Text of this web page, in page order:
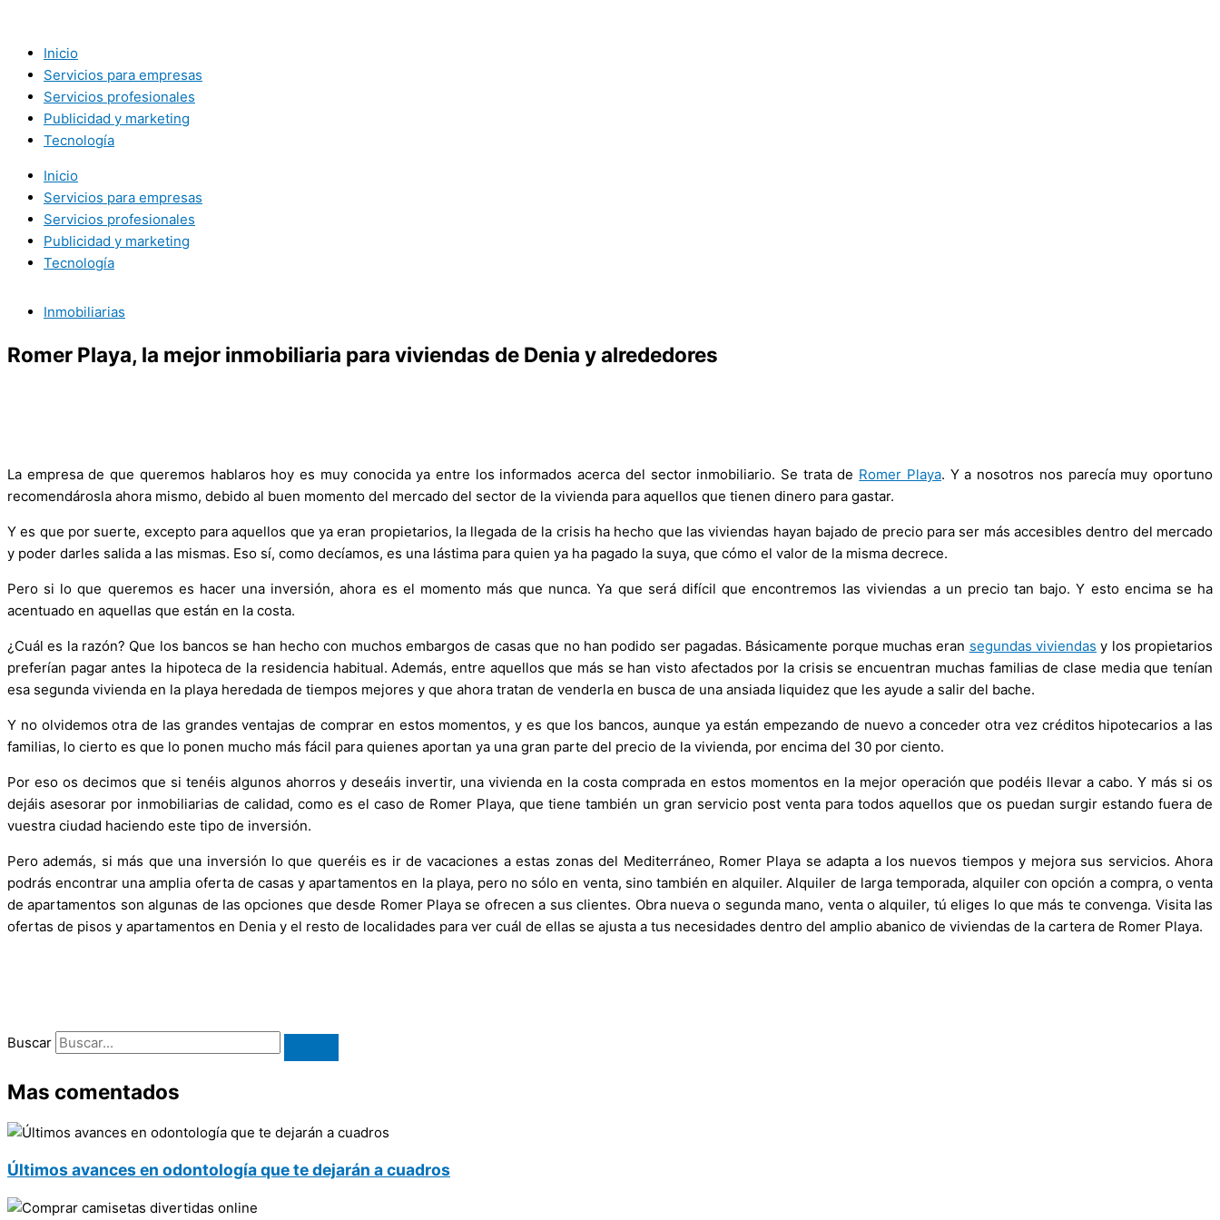
contenido
Inicio
Servicios para empresas
Servicios profesionales
Publicidad y marketing
Tecnología
Inicio
Servicios para empresas
Servicios profesionales
Publicidad y marketing
Tecnología
Inmobiliarias
Romer Playa, la mejor inmobiliaria para viviendas de Denia y alrededores
La empresa de que queremos hablaros hoy es muy conocida ya entre los informados acerca del sector inmobiliario. Se trata de Romer Playa. Y a nosotros nos parecía muy oportuno
recomendárosla ahora mismo, debido al buen momento del mercado del sector de la vivienda para aquellos que tienen dinero para gastar.
Y es que por suerte, excepto para aquellos que ya eran propietarios, la llegada de la crisis ha hecho que las viviendas hayan bajado de precio para ser más accesibles dentro del mercado
y poder darles salida a las mismas. Eso sí, como decíamos, es una lástima para quien ya ha pagado la suya, que cómo el valor de la misma decrece.
Pero si lo que queremos es hacer una inversión, ahora es el momento más que nunca. Ya que será difícil que encontremos las viviendas a un precio tan bajo. Y esto encima se ha
acentuado en aquellas que están en la costa.
¿Cuál es la razón? Que los bancos se han hecho con muchos embargos de casas que no han podido ser pagadas. Básicamente porque muchas eran segundas viviendas y los propietarios
preferían pagar antes la hipoteca de la residencia habitual. Además, entre aquellos que más se han visto afectados por la crisis se encuentran muchas familias de clase media que tenían
esa segunda vivienda en la playa heredada de tiempos mejores y que ahora tratan de venderla en busca de una ansiada liquidez que les ayude a salir del bache.
Y no olvidemos otra de las grandes ventajas de comprar en estos momentos, y es que los bancos, aunque ya están empezando de nuevo a conceder otra vez créditos hipotecarios a las
familias, lo cierto es que lo ponen mucho más fácil para quienes aportan ya una gran parte del precio de la vivienda, por encima del 30 por ciento.
Por eso os decimos que si tenéis algunos ahorros y deseáis invertir, una vivienda en la costa comprada en estos momentos en la mejor operación que podéis llevar a cabo. Y más si os
dejáis asesorar por inmobiliarias de calidad, como es el caso de Romer Playa, que tiene también un gran servicio post venta para todos aquellos que os puedan surgir estando fuera de
vuestra ciudad haciendo este tipo de inversión.
Pero además, si más que una inversión lo que queréis es ir de vacaciones a estas zonas del Mediterráneo, Romer Playa se adapta a los nuevos tiempos y mejora sus servicios. Ahora
podrás encontrar una amplia oferta de casas y apartamentos en la playa, pero no sólo en venta, sino también en alquiler. Alquiler de larga temporada, alquiler con opción a compra, o venta
de apartamentos son algunas de las opciones que desde Romer Playa se ofrecen a sus clientes. Obra nueva o segunda mano, venta o alquiler, tú eliges lo que más te convenga. Visita las
ofertas de pisos y apartamentos en Denia y el resto de localidades para ver cuál de ellas se ajusta a tus necesidades dentro del amplio abanico de viviendas de la cartera de Romer Playa.
Buscar
Mas comentados
Últimos avances en odontología que te dejarán a cuadros